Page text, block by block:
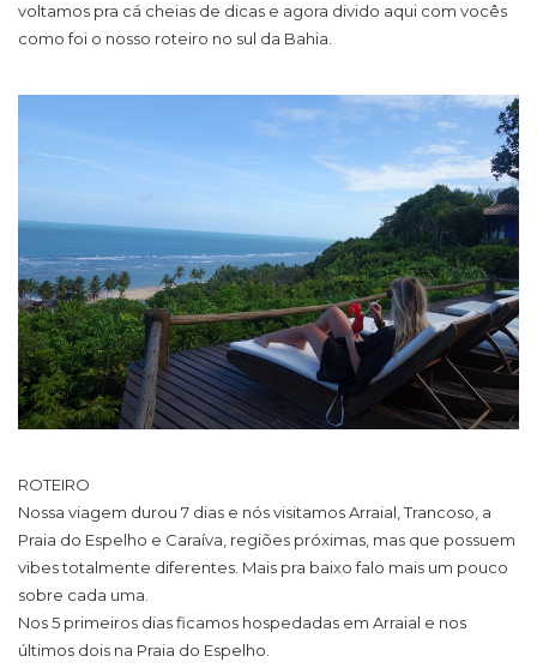
voltamos pra cá cheias de dicas e agora divido aqui com vocês
como foi o nosso roteiro no sul da Bahia.
ROTEIRO
Nossa viagem durou 7 dias e nós visitamos Arraial, Trancoso, a
Praia do Espelho e Caraíva, regiões próximas, mas que possuem
vibes totalmente diferentes. Mais pra baixo falo mais um pouco
sobre cada uma.
Nos 5 primeiros dias ficamos hospedadas em Arraial e nos
últimos dois na Praia do Espelho.